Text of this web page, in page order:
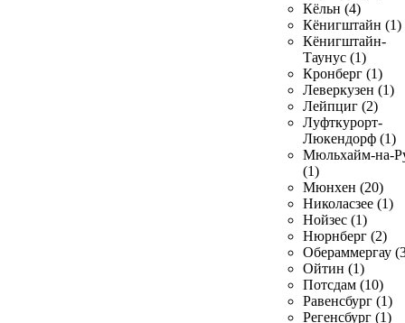
Кёльн (4)
Кёнигштайн (1)
Кёнигштайн-
Таунус (1)
Кронберг (1)
Леверкузен (1)
Лейпциг (2)
Луфткурорт-
Люкендорф (1)
Мюльхайм-на-
(1)
Мюнхен (20)
Николасзее (1)
Нойзес (1)
Нюрнберг (2)
Обераммергау
Ойтин (1)
Потсдам (10)
Равенсбург (1)
Регенсбург (1)